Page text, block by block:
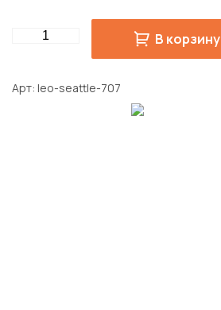
Quantity В корзину
Арт leo-seattle-707